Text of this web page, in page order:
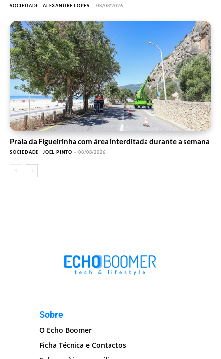
SOCIEDADE ALEXANDRE LOPES - 08/08/2026
Praia da Figueirinha com área interditada durante a semana
SOCIEDADE JOEL PINTO - 08/08/2026
Sobre
O Echo Boomer
Ficha Técnica e Contactos